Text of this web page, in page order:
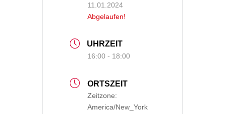
11.01.2024
Abgelaufen!
UHRZEIT
16:00 - 18:00
ORTSZEIT
Zeitzone:
America/New_York